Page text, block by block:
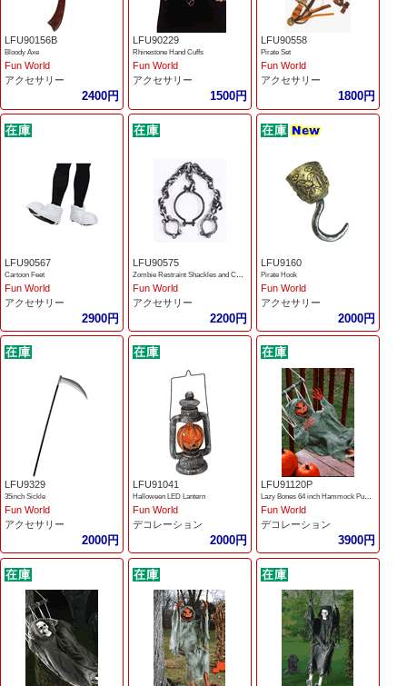
LFU90156B
Bloody Axe
Fun World
アクセサリー
2400円
LFU90229
Rhinestone Hand Cuffs
Fun World
アクセサリー
1500円
LFU90558
Pirate Set
Fun World
アクセサリー
1800円
LFU90567
Cartoon Feet
Fun World
アクセサリー
2900円
LFU90575
Fun World
アクセサリー
2200円
LFU9160
Pirate Hook
Fun World
アクセサリー
2000円
LFU9329
35inch Sickle
Fun World
アクセサリー
2000円
LFU91041
Halloween LED Lantern
Fun World
デコレーション
2000円
LFU91120P
Lazy Bones 64 inch Hammock Pumpkin
Fun World
デコレーション
3900円